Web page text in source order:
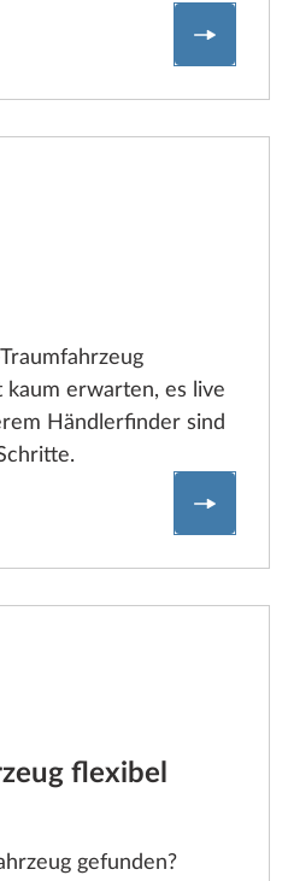
kaum erwarten, es live
Händlerfinder sind
flexibel
gefunden?